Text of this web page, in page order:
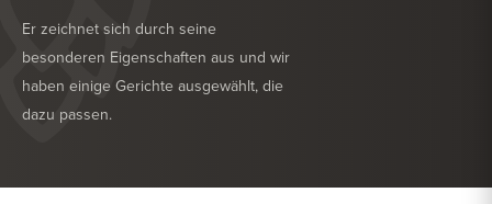
Er zeichnet sich durch seine
besonderen Eigenschaften aus und wir
haben einige Gerichte ausgewählt, die
dazu passen.
KÖSTLICH ZU